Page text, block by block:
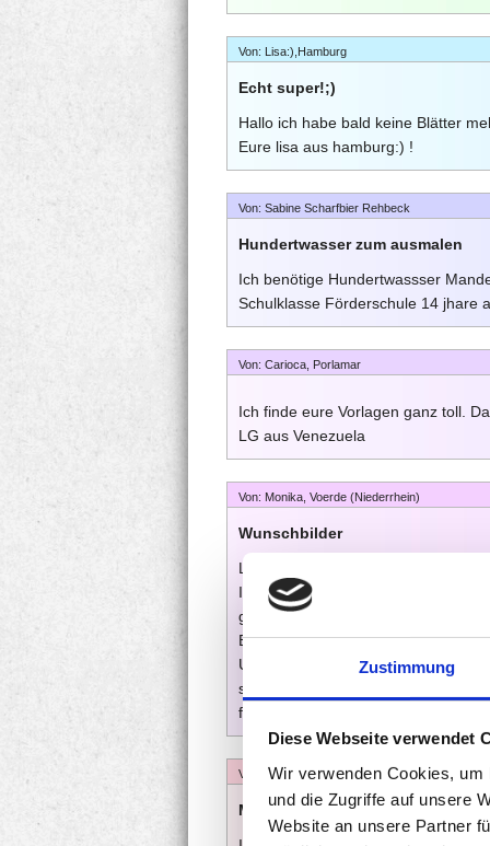
Zustimmung
Diese Webseite verwendet
Wir verwenden Cookies,
und die Zugriffe auf unsere
Website an unsere Partner
Von: Lisa:),Hamburg
Echt super!;)
Hallo ich habe bald keine Blätter
Eure lisa aus hamburg:) !
Von: Sabine Scharfbier Rehbeck
Hundertwasser zum ausmalen
Ich benötige Hundertwassser
Schulklasse Förderschule 14 jhare
Von: Carioca, Porlamar
Ich finde eure Vorlagen ganz toll.
LG aus Venezuela
Von: Monika, Voerde (Niederrhein)
Wunschbilder
Liebes Team,
Ich besuche heute zum ersten Mal
gelungen.....gleichzeitig bleiben
Brett, dass als Kletterschutz über
Unterm Kletterturm befindet sich
sichtbare, im Augenblick NOCH
fehlen noch Ideen. Wer kann helfen?
Von: Nine Deutschland
Mal mal was...